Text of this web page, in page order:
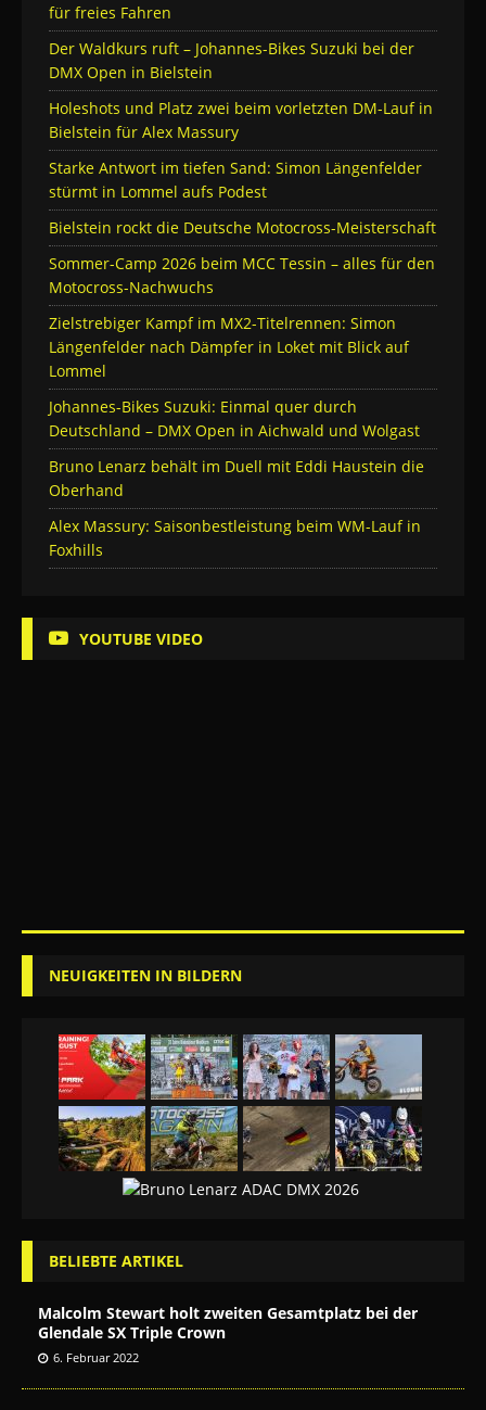
für freies Fahren
Der Waldkurs ruft – Johannes-Bikes Suzuki bei der
DMX Open in Bielstein
Holeshots und Platz zwei beim vorletzten DM-Lauf in
Bielstein für Alex Massury
Starke Antwort im tiefen Sand: Simon Längenfelder
stürmt in Lommel aufs Podest
Bielstein rockt die Deutsche Motocross-Meisterschaft
Sommer-Camp 2026 beim MCC Tessin – alles für den
Motocross-Nachwuchs
Zielstrebiger Kampf im MX2-Titelrennen: Simon
Längenfelder nach Dämpfer in Loket mit Blick auf
Lommel
Johannes-Bikes Suzuki: Einmal quer durch
Deutschland – DMX Open in Aichwald und Wolgast
Bruno Lenarz behält im Duell mit Eddi Haustein die
Oberhand
Alex Massury: Saisonbestleistung beim WM-Lauf in
Foxhills
YOUTUBE VIDEO
NEUIGKEITEN IN BILDERN
BELIEBTE ARTIKEL
Malcolm Stewart holt zweiten Gesamtplatz bei der
Glendale SX Triple Crown
6. Februar 2022